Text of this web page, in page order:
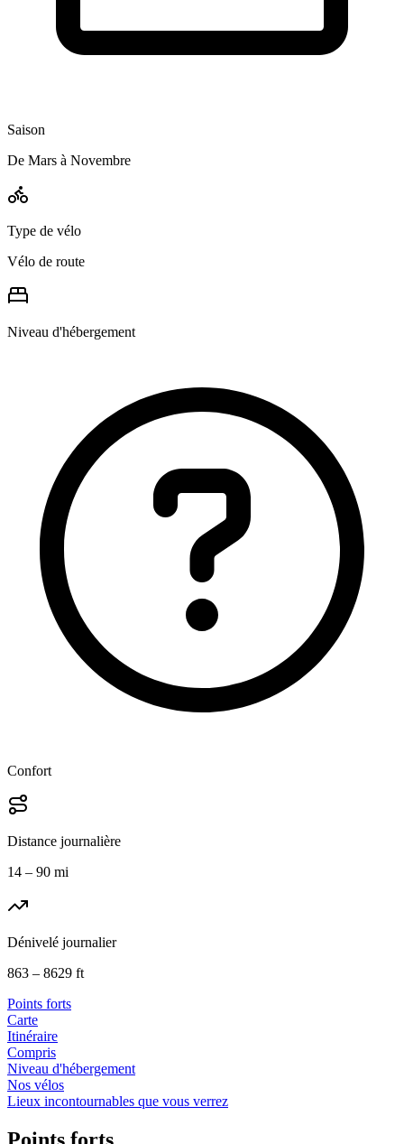
Saison
De Mars à Novembre
Type de vélo
Vélo de route
Niveau d'hébergement
Confort
Distance journalière
14 – 90 mi
Dénivelé journalier
863 – 8629 ft
Points forts
Carte
Itinéraire
Compris
Niveau d'hébergement
Nos vélos
Lieux incontournables que vous verrez
Points forts